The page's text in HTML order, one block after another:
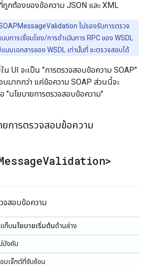
กต้องของข้อความ JSON และ XML
ไม่รองรับการตรวจ
การเชื่อมโยง/การดำเนินการ RPC ของ WSDL
บบเอกสารของ WSDL เท่านั้นที่ จะตรวจสอบได้
น UI จะเป็น "การตรวจสอบข้อความ SOAP"
บมากกว่า แค่ข้อความ SOAP ส่วนนี้จะ
"นโยบายการตรวจสอบข้อความ"
ยการตรวจสอบข้อความ
Validation>
จสอบข้อความ
ท็บนโยบายเริ่มต้นด้านล่าง
บังคับ
บเจ็กต์ที่ซับซ้อน